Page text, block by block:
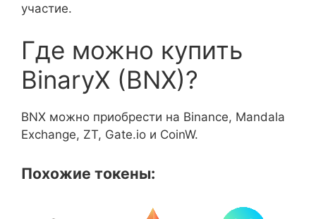
участие.
Где можно купить
BinaryX (BNX)?
BNX можно приобрести на Binance, Mandala
Exchange, ZT, Gate.io и CoinW.
Похожие токены: